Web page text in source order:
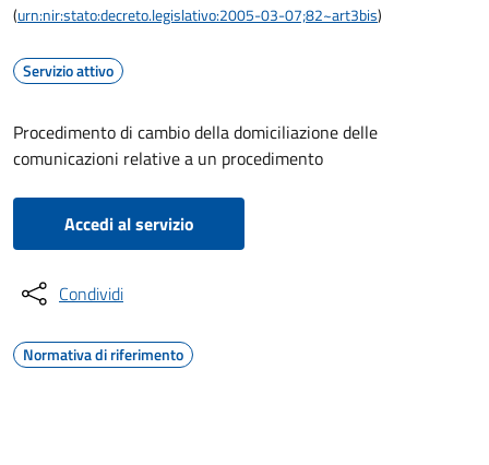
(urn:nir:stato:decreto.legislativo:2005-03-07;82~art3bis)
Servizio attivo
Procedimento di cambio della domiciliazione delle
comunicazioni relative a un procedimento
Accedi al servizio
Condividi
Normativa di riferimento